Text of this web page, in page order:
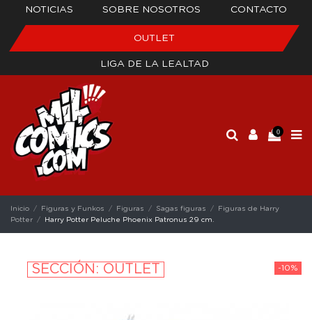
NOTICIAS SOBRE NOSOTROS CONTACTO
OUTLET
LIGA DE LA LEALTAD
0
Inicio Figuras y Funkos Figuras Sagas figuras
Figuras de Harry
Potter
Harry Potter Peluche Phoenix Patronus 29 cm.
-10%
SECCIÓN: OUTLET